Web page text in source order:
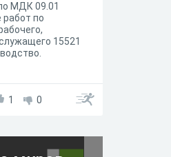
МДК 09.01
работ по
15521
1 0